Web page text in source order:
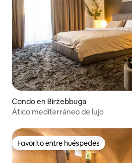
Condo en Birżebbuġa
Ático mediterráneo de lujo
Favorito entre huéspedes
Favorito entre huéspedes